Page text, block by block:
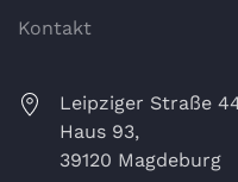
Kontakt
Leipziger Straße
Haus 93,
39120 Magdeburg